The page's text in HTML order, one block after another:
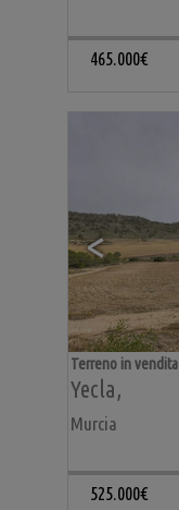
465.000€
<
Yecla,
Murcia
Terreno in vendita
525.000€